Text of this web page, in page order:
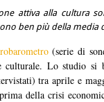
attiva alla cultura
ben più della media
(serie di
culturale. Lo studio si
tra aprile e
della crisi